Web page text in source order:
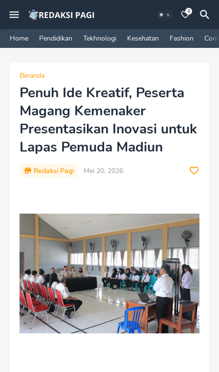
0
Home Pendidikan Tekhnologi Kesehatan Fashion
Beranda
Penuh Ide Kreatif, Peserta
Magang Kemenaker
Presentasikan Inovasi untuk
Lapas Pemuda Madiun
Redaksi Pagi Mei 20, 2026
m
R
a
u
s
h
a
n
D